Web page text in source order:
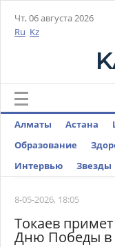
Чт, 06 августа 2026
Ru Kz
Алматы Астана
Образование
Интервью
Звезды
8-05-2026, 18:05
Токаев примет
Дню Победы в